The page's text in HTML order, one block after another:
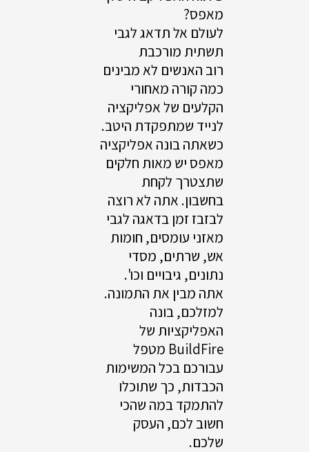
מאפס?
לעולם אל תדאג לגבי
תשתית מורכבת
רוב האנשים לא מבינים
כמה קורה מאחורי
הקלעים של אפליקציה
לנייד שמתפקדת היטב.
כשאתה בונה אפליקציה
מאפס יש מאות חלקים
שתצטרך לקחת
בחשבון. אתה לא רוצה
לבזבז זמן בדאגה לגבי
מאזני עומסים, חומות
אש, שרתים, מסדי
נתונים, גיבויים וכו'.
אתה מבין את התמונה.
למזלכם, בונה
האפליקציות של
BuildFire מטפל
עבורכם בכל המשימות
הכבדות, כך שתוכלו
להתמקד במה שהכי
חשוב לכם, העסק
שלכם.